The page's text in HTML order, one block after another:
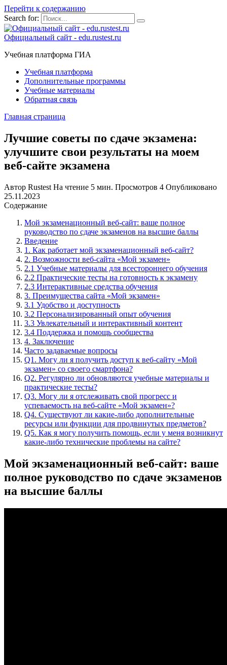
Перейти к содержанию
Search for:
Официальный сайт - edu.rustest.ru
Учебная платформа ГИА
Учебная платформа
Дополнительные программы
Учебные материалы
Обратная связь
Главная страница
Лучшие советы по сдаче экзамена:
улучшите свои результаты на моем
веб-сайте экзамена
Автор Rustest На чтение 5 мин. Просмотров 4 Опубликовано
25.11.2023
Содержание
Мой экзаменационный веб-сайт: ваше полное
руководство по сдаче экзаменов на высшие баллы
Введение
1. Как работает мой экзаменационный веб-сайт?
2. Возможности веб-сайта «Мой экзамен»
2.1 Учебные материалы для всестороннего обучения
2.2 Практические тесты на готовность к экзамену
2.3 Интерактивные средства обучения
3. Преимущества сайта «Мой экзамен»
3.1 Удобство и доступность
3.2 Персонализированный опыт обучения
3.3 Увлекательный и интерактивный контент
3.4 Поддержка и помощь сообщества
4. Заключение
Часто задаваемые вопросы
Q1. Могу ли я получить доступ к веб-сайту «Мой
экзамен» со своего смартфона?
Q2. Регулярно ли обновляются учебные материалы и
практические тесты?
Q3. Могу ли я отслеживать свой прогресс и
успеваемость на веб-сайте «Мой экзамен»?
Q4. Существуют ли какие-либо дополнительные
ресурсы или функции для продвинутых предметов?
Q5. Как я могу получить помощь, если у меня возникнут
какие-либо технические проблемы на сайте?
Мой экзаменационный веб-сайт: ваше
полное руководство по сдаче экзаменов
на высшие баллы